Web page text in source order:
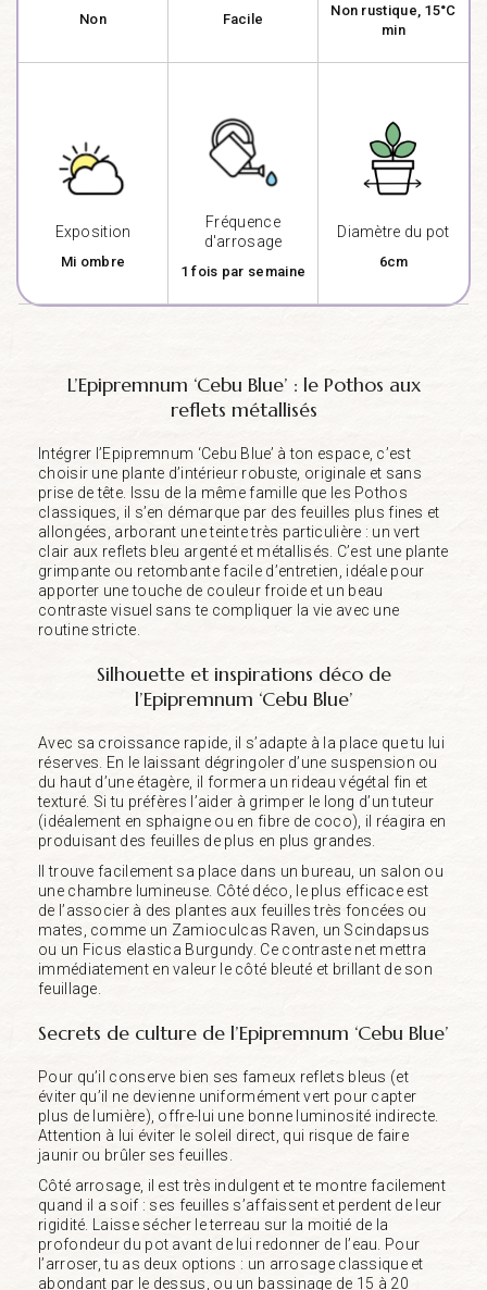
Non Facile
Non rustique, 15°C
min
Exposition
Mi ombre
Fréquence
d'arrosage
1 fois par semaine
Diamètre du pot
6cm
L’Epipremnum ‘Cebu Blue’ : le Pothos aux
reflets métallisés
Intégrer l’Epipremnum ‘Cebu Blue’ à ton espace, c’est
choisir une plante d’intérieur robuste, originale et sans
prise de tête. Issu de la même famille que les Pothos
classiques, il s’en démarque par des feuilles plus fines et
allongées, arborant une teinte très particulière : un vert
clair aux reflets bleu argenté et métallisés. C’est une plante
grimpante ou retombante facile d’entretien, idéale pour
apporter une touche de couleur froide et un beau
contraste visuel sans te compliquer la vie avec une
routine stricte.
Silhouette et inspirations déco de
l’Epipremnum ‘Cebu Blue’
Avec sa croissance rapide, il s’adapte à la place que tu lui
réserves. En le laissant dégringoler d’une suspension ou
du haut d’une étagère, il formera un rideau végétal fin et
texturé. Si tu préfères l’aider à grimper le long d’un tuteur
(idéalement en sphaigne ou en fibre de coco), il réagira en
produisant des feuilles de plus en plus grandes.
Il trouve facilement sa place dans un bureau, un salon ou
une chambre lumineuse. Côté déco, le plus efficace est
de l’associer à des plantes aux feuilles très foncées ou
mates, comme un Zamioculcas Raven, un Scindapsus
ou un Ficus elastica Burgundy. Ce contraste net mettra
immédiatement en valeur le côté bleuté et brillant de son
feuillage.
Secrets de culture de l’Epipremnum ‘Cebu Blue’
Pour qu’il conserve bien ses fameux reflets bleus (et
éviter qu’il ne devienne uniformément vert pour capter
plus de lumière), offre-lui une bonne luminosité indirecte.
Attention à lui éviter le soleil direct, qui risque de faire
jaunir ou brûler ses feuilles.
Côté arrosage, il est très indulgent et te montre facilement
quand il a soif : ses feuilles s’affaissent et perdent de leur
rigidité. Laisse sécher le terreau sur la moitié de la
profondeur du pot avant de lui redonner de l’eau. Pour
l’arroser, tu as deux options : un arrosage classique et
abondant par le dessus, ou un bassinage de 15 à 20